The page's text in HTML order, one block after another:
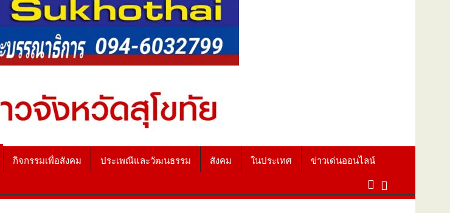
กิจกรรมเพื่อสังคม ประเพณีและวัฒนธรรม สังคม ในประเทศ ข่าวเด่นออนไลน์